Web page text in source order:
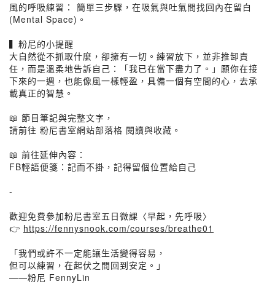
風的呼吸練習： 簡單三步驟，在吸氣與吐氣間找回內在留白
(Mental Space)。
▍粉尼的小提醒
大自然從不抓取什麼，卻擁有一切。練習放下，並非推卸責
任，而是溫柔地告訴自己：「我已在當下盡力了。」願你在接
下來的一週，也能像風一樣輕盈，具備一個有空間的心，去承
載真正的智慧。
📖 節目筆記與完整文字，
請前往 粉尼書室網站部落格 閱讀與收藏。
📖 前往延伸內容：
FB輕語便箋：記而不掛，記得留個位置給自己
-
歡迎免費參加粉尼書室五日微課〈早起，先呼吸〉
👉 https://fennysnook.com/courses/breathe01
「我們或許不一定能讓生活變得容易，
但可以練習，在起伏之間回到安定。」
——粉尼 FennyLin